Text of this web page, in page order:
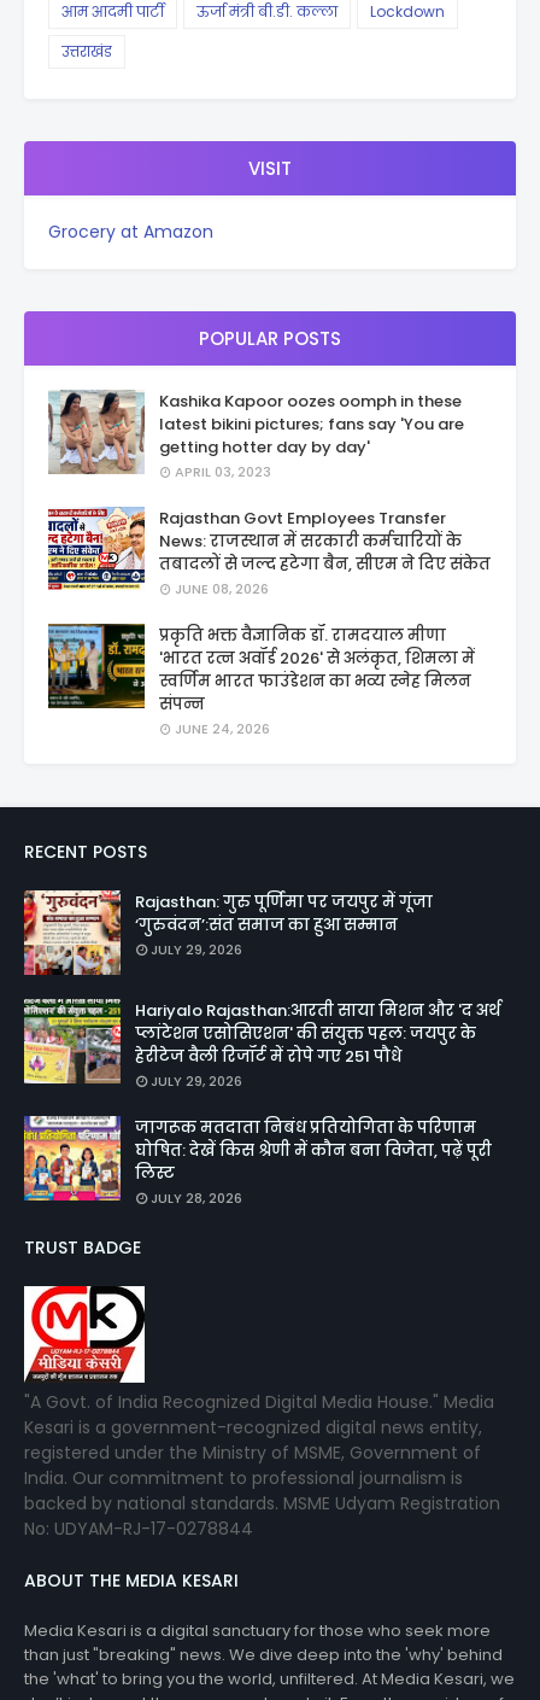
आम आदमी पार्टी
ऊर्जा मंत्री बी.डी. कल्ला
Lockdown
उत्तराखंड
VISIT
Grocery at Amazon
POPULAR POSTS
Kashika Kapoor oozes oomph in these
latest bikini pictures; fans say 'You are
getting hotter day by day'
APRIL 03, 2023
Rajasthan Govt Employees Transfer
News: राजस्थान में सरकारी कर्मचारियों के
तबादलों से जल्द हटेगा बैन, सीएम ने दिए संकेत
JUNE 08, 2026
प्रकृति भक्त वैज्ञानिक डॉ. रामदयाल मीणा
'भारत रत्न अवॉर्ड 2026' से अलंकृत, शिमला में
स्वर्णिम भारत फाउंडेशन का भव्य स्नेह मिलन
संपन्न
JUNE 24, 2026
RECENT POSTS
Rajasthan: गुरु पूर्णिमा पर जयपुर में गूंजा
‘गुरुवंदन’:संत समाज का हुआ सम्मान
JULY 29, 2026
Hariyalo Rajasthan:आरती साया मिशन और 'द अर्थ
प्लांटेशन एसोसिएशन' की संयुक्त पहल: जयपुर के
हेरीटेज वैली रिजॉर्ट में रोपे गए 251 पौधे
JULY 29, 2026
जागरूक मतदाता निबंध प्रतियोगिता के परिणाम
घोषित: देखें किस श्रेणी में कौन बना विजेता, पढ़ें पूरी
लिस्ट
JULY 28, 2026
TRUST BADGE
"A Govt. of India Recognized Digital Media House." Media
Kesari is a government-recognized digital news entity,
registered under the Ministry of MSME, Government of
India. Our commitment to professional journalism is
backed by national standards. MSME Udyam Registration
No: UDYAM-RJ-17-0278844
ABOUT THE MEDIA KESARI
Media Kesari is a digital sanctuary for those who seek more
than just "breaking" news. We dive deep into the 'why' behind
the 'what' to bring you the world, unfiltered. At Media Kesari, we